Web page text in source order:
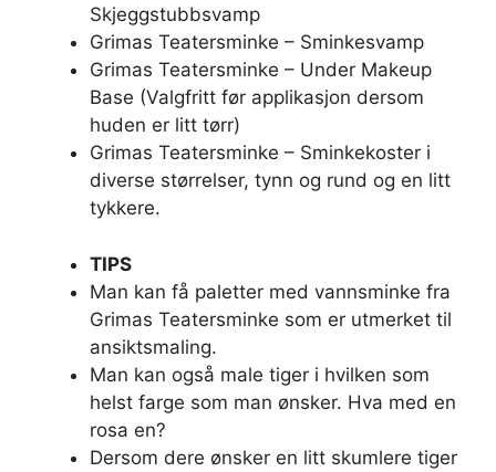
Skjeggstubbsvamp
Grimas Teatersminke – Sminkesvamp
Grimas Teatersminke – Under Makeup
Base (Valgfritt før applikasjon dersom
huden er litt tørr)
Grimas Teatersminke – Sminkekoster i
diverse størrelser, tynn og rund og en litt
tykkere.
TIPS
Man kan få paletter med vannsminke fra
Grimas Teatersminke som er utmerket til
ansiktsmaling.
Man kan også male tiger i hvilken som
helst farge som man ønsker. Hva med en
rosa en?
Dersom dere ønsker en litt skumlere tiger